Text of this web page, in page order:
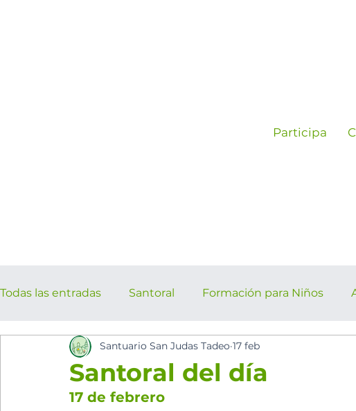
Participa
Todas las entradas Santoral Formación para Niños
los cinco minutos del espíritu Sant Eventos
Santoral del día
Santuario San Judas Tadeo 17 feb
17 de febrero